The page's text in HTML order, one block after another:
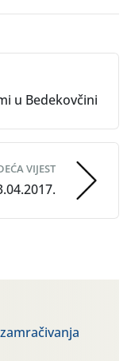
u Bedekovčini
VIJEST